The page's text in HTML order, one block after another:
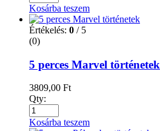
Kosárba teszem
Értékelés: 0 / 5
(0)
5 perces Marvel történetek
3809,00 Ft
Qty:
Kosárba teszem